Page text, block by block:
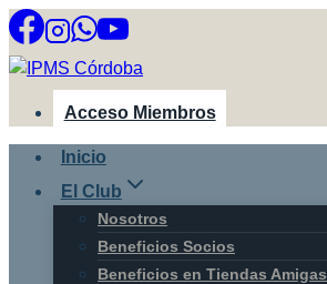
Saltar
al
contenido
Acceso Miembros
Inicio
El Club
Nosotros
Beneficios Socios
Beneficios en Tiendas Amigas